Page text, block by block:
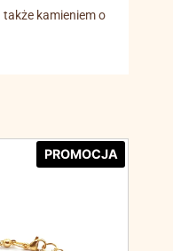
kamieniem o
PROMOCJA